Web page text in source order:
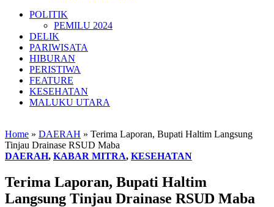
POLITIK
PEMILU 2024
DELIK
PARIWISATA
HIBURAN
PERISTIWA
FEATURE
KESEHATAN
MALUKU UTARA
Home » DAERAH » Terima Laporan, Bupati Haltim Langsung
Tinjau Drainase RSUD Maba
DAERAH, KABAR MITRA, KESEHATAN
Terima Laporan, Bupati Haltim
Langsung Tinjau Drainase RSUD Maba